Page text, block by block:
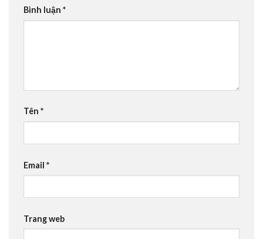
Bình luận *
Tên *
Email *
Trang web